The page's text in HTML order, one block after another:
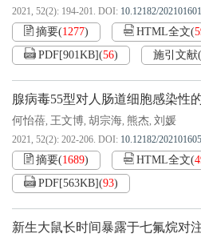
2021, 52(2): 194-201. DOI: 10.12182/
摘要(1277) HTML全文(
PDF[901KB](56) 施引文献(
腺病毒55型对人肠道细胞感染性
何怡蓓, 王文博, 胡宗海, 熊杰, 刘媛
2021, 52(2): 202-206. DOI: 10.12182/
摘要(1689) HTML全文(
PDF[563KB](93)
新生大鼠长时间暴露于七氟烷对